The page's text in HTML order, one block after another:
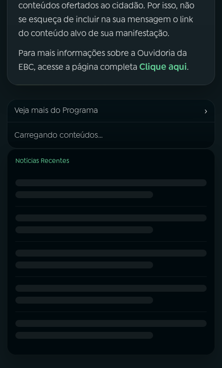
conteúdos ofertados ao cidadão. Por isso, não
se esqueça de incluir na sua mensagem o link
do conteúdo alvo de sua manifestação.
Para mais informações sobre a Ouvidoria da
EBC, acesse a página completa Clique aqui.
Veja mais do Programa ›
Carregando conteúdos...
Notícias Recentes